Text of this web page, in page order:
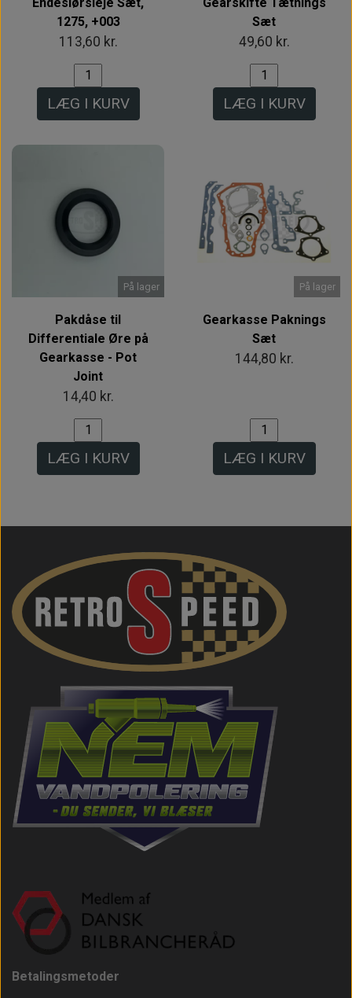
1275, +003
113,60 kr.
LÆG I KURV
Sæt
49,60 kr.
LÆG I KURV
På lager
Pakdåse til
Differentiale Øre på
Gearkasse - Pot
Joint
14,40 kr.
LÆG I KURV
På lager
Gearkasse Paknings
Sæt
144,80 kr.
LÆG I KURV
Betalingsmetoder